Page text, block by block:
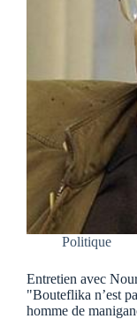
Politique
Entretien avec
"Bouteflika n’est
homme de